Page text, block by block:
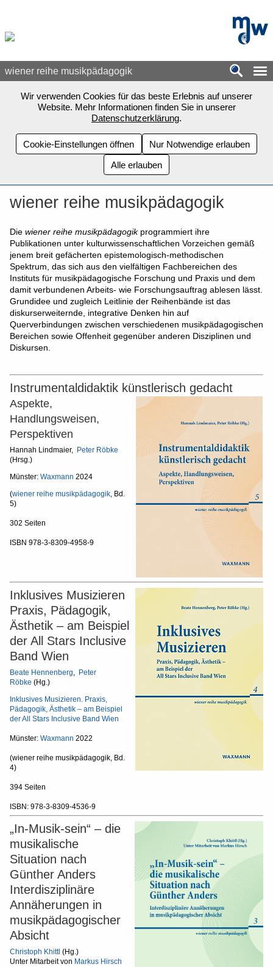
mdw -
wiener reihe musikpädagogik
Wir verwenden Cookies für das beste Erlebnis auf unserer
Website. Mehr Informationen finden Sie in unserer
Datenschutzerklärung.
Cookie-Einstellungen öffnen
Nur Notwendige erlauben
Alle erlauben
wiener reihe musikpädagogik
Die wiener reihe musikpädagogikprogrammiert ihre
Publikationen unter kulturwissenschaftlichen Vorzeichen gemäß
jenem breit gefächerten epistemologisch-methodischen
Spektrum, das sich aus den vielfältigen Fachbereichen des
Instituts für musikpädagogische Forschung und Praxis und dem
damit verbundenen Arbeits- wie Forschungsauftrag ablesen lässt.
Grundidee und zugleich Leitlinie der Reihenbände ist das
diskurserweiternde, integrative Denken hin auf
Querverbindungen zwischen verschiedenen musikpädagogischen
Bereichen sowie Offenheit gegenüber anderen Disziplinen und
Diskursen.
Instrumentaldidaktik künstlerisch gedacht
Aspekte,
Handlungsweisen,
Perspektiven
Hannah Lindmaier, Peter Röbke
(Hrsg.)
Münster: Waxmann 2024
(wiener reihe musikpädagogik, Bd.
5)
302 Seiten
ISBN 978-3-8309-4958-9
Inklusives Musizieren
Praxis, Pädagogik,
Ästhetik – am Beispiel
der All Stars Inclusive
Band Wien
Beate Hennenberg, Peter
Röbke (Hg.)
Inklusives Musizieren. Praxis,
Pädagogik, Ästhetik – am Beispiel
der All Stars Inclusive Band Wien
Münster: Waxmann 2022
(wiener reihe musikpädagogik, Bd.
4)
394 Seiten
ISBN: 978-3-8309-4536-9
„In-Musik-sein“ – die
musikalische
Situation nach
Günther Anders
Interdisziplinäre
Annäherungen in
musikpädagogischer
Absicht
Christoph Khittl (Hg.)
Unter Mitarbeit von Markus Hirsch